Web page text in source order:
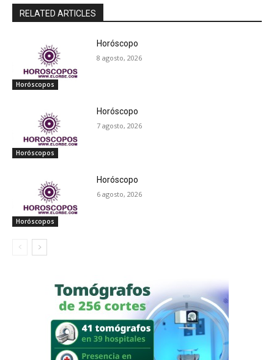
RELATED ARTICLES
Horóscopos
Horóscopo
8 agosto, 2026
Horóscopos
Horóscopo
7 agosto, 2026
Horóscopos
Horóscopo
6 agosto, 2026